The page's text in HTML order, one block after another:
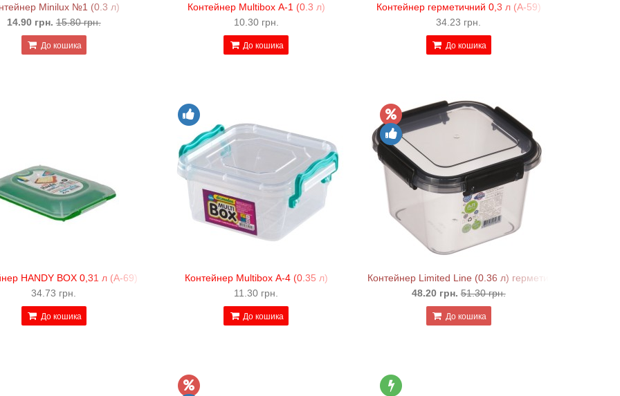
Minilux №1 (0.3 л)
14.90 грн. 15.80 грн.
До кошика
Контейнер Multibox А-1 (0.3 л)
10.30 грн.
До кошика
Контейнер герметичний 0,3 л (А-59)
34.23 грн.
До кошика
HANDY BOX 0,31 л (А-69)
34.73 грн.
До кошика
Контейнер Multibox А-4 (0.35 л)
11.30 грн.
До кошика
Контейнер Limited Line (0.36 л) герметичний
48.20 грн. 51.30 грн.
До кошика